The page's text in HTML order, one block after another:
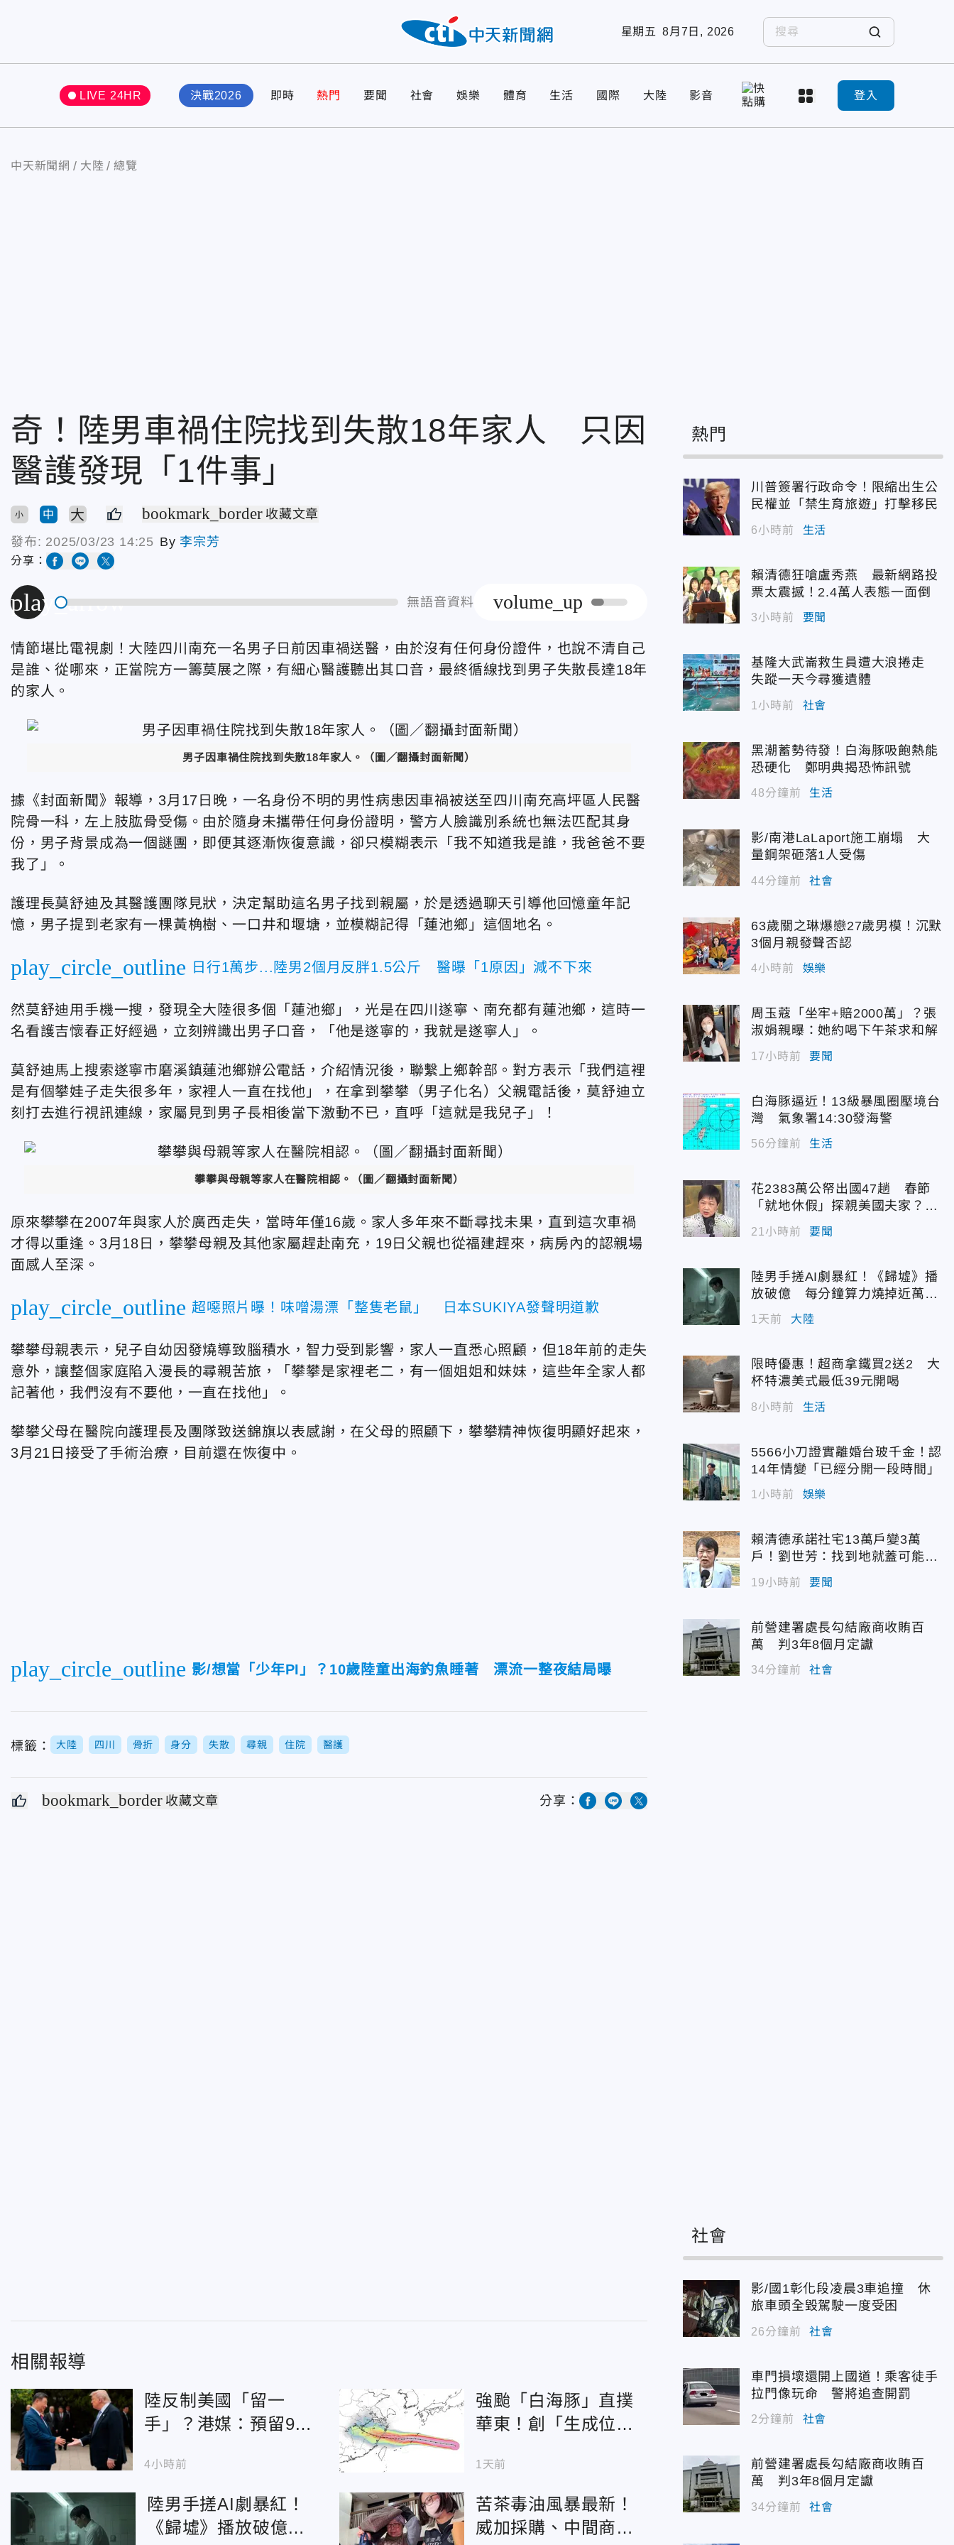
星期五 8月7日, 2026
LIVE 24HR 決戰2026 即時 熱門 要聞 社會 娛樂 體育 生活 國際 大陸 影音 登入
中天新聞網 大陸 總覽
奇！陸男車禍住院找到失散18年家人 只因
醫護發現「1件事」
小 中 大 bookmark_border 收藏文章
發布: 2025/03/23 14:25 By 李宗芳
分享：
play_arrow 無語音資料 volume_up
情節堪比電視劇！大陸四川南充一名男子日前因車禍送醫，由於沒有任何身份證件，也說不清自己
是誰、從哪來，正當院方一籌莫展之際，有細心醫護聽出其口音，最終循線找到男子失散長達18年
的家人。
男子因車禍住院找到失散18年家人。（圖／翻攝封面新聞）
據《封面新聞》報導，3月17日晚，一名身份不明的男性病患因車禍被送至四川南充高坪區人民醫
院骨一科，左上肢肱骨受傷。由於隨身未攜帶任何身份證明，警方人臉識別系統也無法匹配其身
份，男子背景成為一個謎團，即便其逐漸恢復意識，卻只模糊表示「我不知道我是誰，我爸爸不要
我了」。
護理長莫舒迪及其醫護團隊見狀，決定幫助這名男子找到親屬，於是透過聊天引導他回憶童年記
憶，男子提到老家有一棵黃桷樹、一口井和堰塘，並模糊記得「蓮池鄉」這個地名。
play_circle_outline 日行1萬步...陸男2個月反胖1.5公斤 醫曝「1原因」減不下來
然莫舒迪用手機一搜，發現全大陸很多個「蓮池鄉」，光是在四川遂寧、南充都有蓮池鄉，這時一
名看護吉懷春正好經過，立刻辨識出男子口音，「他是遂寧的，我就是遂寧人」。
莫舒迪馬上搜索遂寧市磨溪鎮蓮池鄉辦公電話，介紹情況後，聯繫上鄉幹部。對方表示「我們這裡
是有個攀娃子走失很多年，家裡人一直在找他」，在拿到攀攀（男子化名）父親電話後，莫舒迪立
刻打去進行視訊連線，家屬見到男子長相後當下激動不已，直呼「這就是我兒子」！
攀攀與母親等家人在醫院相認。（圖／翻攝封面新聞）
原來攀攀在2007年與家人於廣西走失，當時年僅16歲。家人多年來不斷尋找未果，直到這次車禍
才得以重逢。3月18日，攀攀母親及其他家屬趕赴南充，19日父親也從福建趕來，病房內的認親場
面感人至深。
play_circle_outline 超噁照片曝！味噌湯漂「整隻老鼠」 日本SUKIYA發聲明道歉
攀攀母親表示，兒子自幼因發燒導致腦積水，智力受到影響，家人一直悉心照顧，但18年前的走失
意外，讓整個家庭陷入漫長的尋親苦旅，「攀攀是家裡老二，有一個姐姐和妹妹，這些年全家人都
記著他，我們沒有不要他，一直在找他」。
攀攀父母在醫院向護理長及團隊致送錦旗以表感謝，在父母的照顧下，攀攀精神恢復明顯好起來，
3月21日接受了手術治療，目前還在恢復中。
play_circle_outline 影/想當「少年PI」？10歲陸童出海釣魚睡著 漂流一整夜結局曝
標籤： 大陸 四川 骨折 身分 失散 尋親 住院 醫護
bookmark_border 收藏文章 分享：
相關報導
陸反制美國「留一
手」？港媒：預留9月
空間
4小時前
強颱「白海豚」直撲
華東！創「生成位置
雨災情
1天前
陸男手搓AI劇暴紅！
《歸墟》播放破億
苦茶毒油風暴最新！
威加採購、中間商
熱門
川普簽署行政命令！限縮出生公
民權並「禁生育旅遊」打擊移民
6小時前 生活
賴清德狂嗆盧秀燕 最新網路投
票太震撼！2.4萬人表態一面倒
3小時前 要聞
基隆大武崙救生員遭大浪捲走
失蹤一天今尋獲遺體
1小時前 社會
黑潮蓄勢待發！白海豚吸飽熱能
恐硬化 鄭明典揭恐怖訊號
48分鐘前 生活
影/南港LaLaport施工崩塌 大
量鋼架砸落1人受傷
44分鐘前 社會
63歲關之琳爆戀27歲男模！沉默
3個月親發聲否認
4小時前 娛樂
周玉蔻「坐牢+賠2000萬」？張
淑娟親曝：她約喝下午茶求和解
17小時前 要聞
白海豚逼近！13級暴風圈壓境台
灣 氣象署14:30發海警
56分鐘前 生活
花2383萬公帑出國47趟 春節
「就地休假」探親美國夫家？徐
佳青回應了
21小時前 要聞
陸男手搓AI劇暴紅！《歸墟》播
放破億 每分鐘算力燒掉近萬台
1天前 大陸
限時優惠！超商拿鐵買2送2 大
杯特濃美式最低39元開喝
8小時前 生活
5566小刀證實離婚台玻千金！認
14年情變「已經分開一段時間」
1小時前 娛樂
賴清德承諾社宅13萬戶變3萬
戶！劉世芳：找到地就蓋可能變
空餘屋
19小時前 要聞
前營建署處長勾結廠商收賄百
萬 判3年8個月定讞
34分鐘前 社會
社會
影/國1彰化段凌晨3車追撞 休
旅車頭全毀駕駛一度受困
26分鐘前 社會
車門損壞還開上國道！乘客徒手
拉門像玩命 警將追查開罰
2分鐘前 社會
前營建署處長勾結廠商收賄百
萬 判3年8個月定讞
34分鐘前 社會